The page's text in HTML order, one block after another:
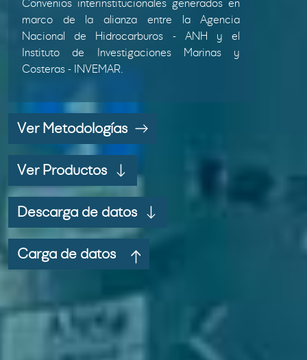
Convenios interinstitucionales generados en
marco de la alianza entre la Agencia
Nacional de Hidrocarburos - ANH y el
Instituto de Investigaciones Marinas y
Costeras - INVEMAR.
Ver Metodologías
Ver Productos
Descarga de datos
Carga de datos